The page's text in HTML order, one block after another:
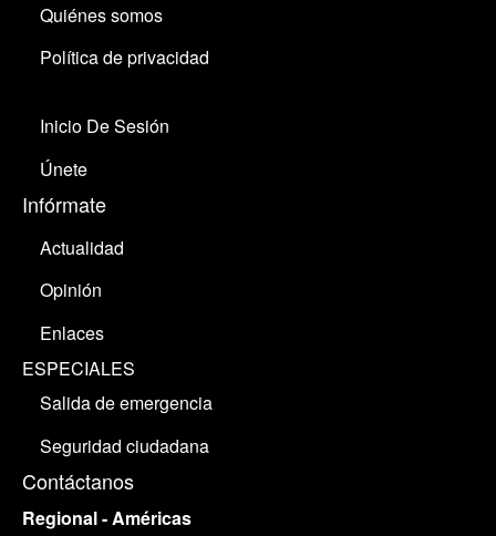
Quiénes somos
Política de privacidad
Inicio De Sesión
Únete
Infórmate
Actualidad
Opinión
Enlaces
ESPECIALES
Salida de emergencia
Seguridad ciudadana
Contáctanos
Regional - Américas